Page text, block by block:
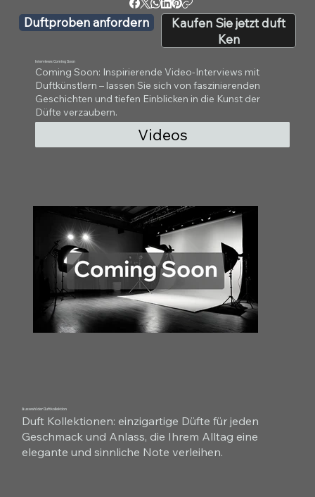
Duftproben anfordern
Kaufen Sie jetzt duft
Ken
Interviews Coming Soon
Coming Soon: Inspirierende Video-Interviews mit
Duftkünstlern – lassen Sie sich von faszinierenden
Geschichten und tiefen Einblicken in die Kunst der
Düfte verzaubern.
Videos
Auswahl der Duftkollektion
Duft Kollektionen: einzigartige Düfte für jeden
Geschmack und Anlass, die Ihrem Alltag eine
elegante und sinnliche Note verleihen.